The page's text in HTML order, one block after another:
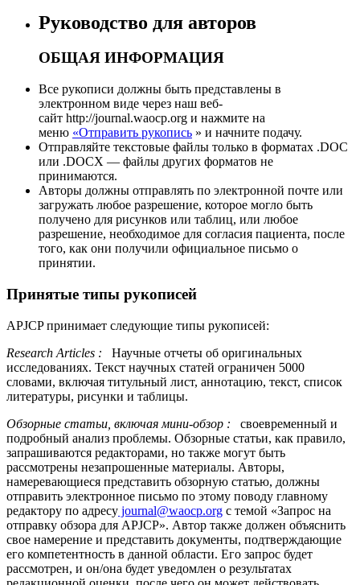
Руководство для авторов
ОБЩАЯ ИНФОРМАЦИЯ
Все рукописи должны быть представлены в
электронном виде через наш веб-
сайт http://journal.waocp.org и нажмите на
меню «Отправить рукопись » и начните подачу.
Отправляйте текстовые файлы только в форматах .DOC
или .DOCX ― файлы других форматов не
принимаются.
Авторы должны отправлять по электронной почте или
загружать любое разрешение, которое могло быть
получено для рисунков или таблиц, или любое
разрешение, необходимое для согласия пациента, после
того, как они получили официальное письмо о
принятии.
Принятые типы рукописей
APJCP принимает следующие типы рукописей:
Research Articles : Научные отчеты об оригинальных
исследованиях. Текст научных статей ограничен 5000
словами, включая титульный лист, аннотацию, текст, список
литературы, рисунки и таблицы.
Обзорные статьи, включая мини-обзор : своевременный и
подробный анализ проблемы. Обзорные статьи, как правило,
запрашиваются редакторами, но также могут быть
рассмотрены незапрошенные материалы. Авторы,
намеревающиеся представить обзорную статью, должны
отправить электронное письмо по этому поводу главному
редактору по адресу journal@waocp.org с темой «Запрос на
отправку обзора для APJCP». Автор также должен объяснить
свое намерение и представить документы, подтверждающие
его компетентность в данной области. Его запрос будет
рассмотрен, и он/она будет уведомлен о результатах